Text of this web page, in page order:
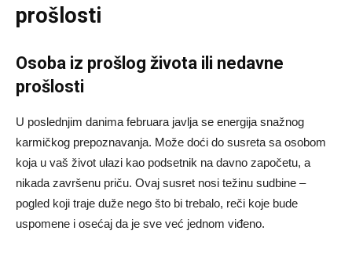
prošlosti
Osoba iz prošlog života ili nedavne
prošlosti
U poslednjim danima februara javlja se energija snažnog
karmičkog prepoznavanja. Može doći do susreta sa osobom
koja u vaš život ulazi kao podsetnik na davno započetu, a
nikada završenu priču. Ovaj susret nosi težinu sudbine –
pogled koji traje duže nego što bi trebalo, reči koje bude
uspomene i osećaj da je sve već jednom viđeno.